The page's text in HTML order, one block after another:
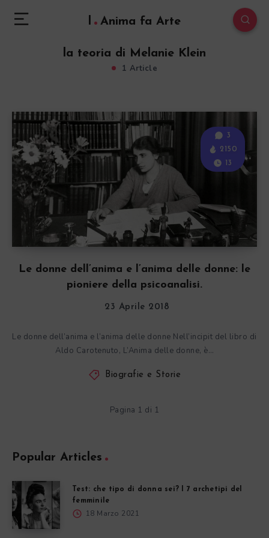
l Anima fa Arte
la teoria di Melanie Klein
1 Article
Le donne dell’anima e l’anima delle donne: le
pioniere della psicoanalisi.
3
2150
13
23 Aprile 2018
Le donne dell’anima e l’anima delle donne Nell’incipit del libro di
Aldo Carotenuto, L’Anima delle donne, è…
Biografie e Storie
Pagina 1 di 1
Popular Articles
Test: che tipo di donna sei? I 7 archetipi del
femminile
18 Marzo 2021